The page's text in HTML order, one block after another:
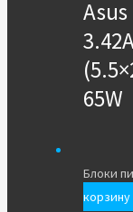
Asus
65W
Блоки
корзину